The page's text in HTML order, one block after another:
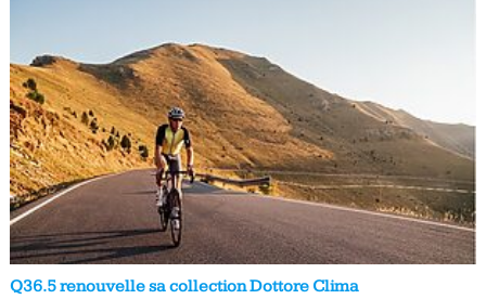
Q36.5 renouvelle sa collection Dottore Clima